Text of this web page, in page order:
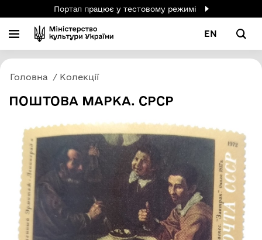
Портал працює у тестовому режимі
EN
Головна Колекції
ПОШТОВА МАРКА. СРСР